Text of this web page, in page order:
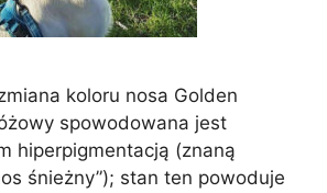
koloru nosa Golden
spowodowana jest
hiperpigmentacją (znaną
śnieżny”); stan ten powoduje